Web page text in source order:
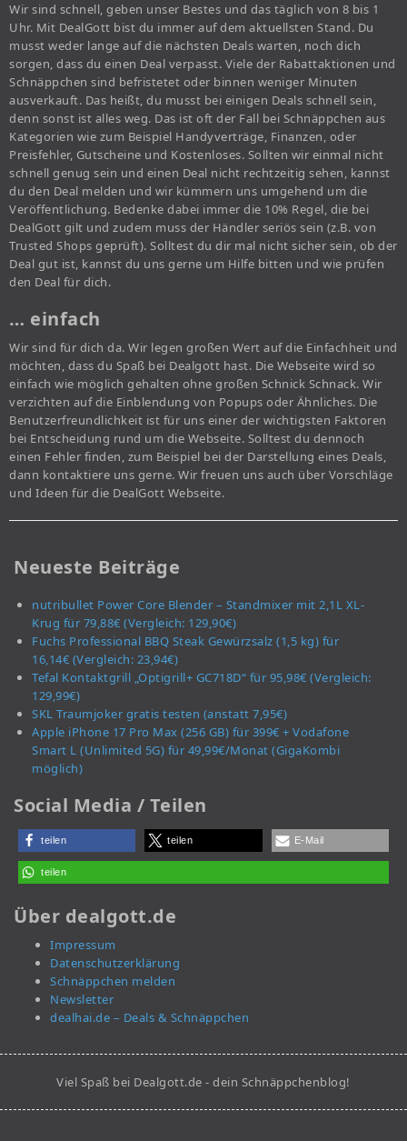
Wir sind schnell, geben unser Bestes und das täglich von 8 bis 1
Uhr. Mit DealGott bist du immer auf dem aktuellsten Stand. Du
musst weder lange auf die nächsten Deals warten, noch dich
sorgen, dass du einen Deal verpasst. Viele der Rabattaktionen und
Schnäppchen sind befristetet oder binnen weniger Minuten
ausverkauft. Das heißt, du musst bei einigen Deals schnell sein,
denn sonst ist alles weg. Das ist oft der Fall bei Schnäppchen aus
Kategorien wie zum Beispiel Handyverträge, Finanzen, oder
Preisfehler, Gutscheine und Kostenloses. Sollten wir einmal nicht
schnell genug sein und einen Deal nicht rechtzeitig sehen, kannst
du den Deal melden und wir kümmern uns umgehend um die
Veröffentlichung. Bedenke dabei immer die 10% Regel, die bei
DealGott gilt und zudem muss der Händler seriös sein (z.B. von
Trusted Shops geprüft). Solltest du dir mal nicht sicher sein, ob der
Deal gut ist, kannst du uns gerne um Hilfe bitten und wie prüfen
den Deal für dich.
… einfach
Wir sind für dich da. Wir legen großen Wert auf die Einfachheit und
möchten, dass du Spaß bei Dealgott hast. Die Webseite wird so
einfach wie möglich gehalten ohne großen Schnick Schnack. Wir
verzichten auf die Einblendung von Popups oder Ähnliches. Die
Benutzerfreundlichkeit ist für uns einer der wichtigsten Faktoren
bei Entscheidung rund um die Webseite. Solltest du dennoch
einen Fehler finden, zum Beispiel bei der Darstellung eines Deals,
dann kontaktiere uns gerne. Wir freuen uns auch über Vorschläge
und Ideen für die DealGott Webseite.
Neueste Beiträge
nutribullet Power Core Blender – Standmixer mit 2,1L XL-
Krug für 79,88€ (Vergleich: 129,90€)
Fuchs Professional BBQ Steak Gewürzsalz (1,5 kg) für
16,14€ (Vergleich: 23,94€)
Tefal Kontaktgrill „Optigrill+ GC718D“ für 95,98€ (Vergleich:
129,99€)
SKL Traumjoker gratis testen (anstatt 7,95€)
Apple iPhone 17 Pro Max (256 GB) für 399€ + Vodafone
Smart L (Unlimited 5G) für 49,99€/Monat (GigaKombi
möglich)
Social Media / Teilen
teilen teilen E-Mail
teilen
Über dealgott.de
Impressum
Datenschutzerklärung
Schnäppchen melden
Newsletter
dealhai.de – Deals & Schnäppchen
Viel Spaß bei Dealgott.de - dein Schnäppchenblog!